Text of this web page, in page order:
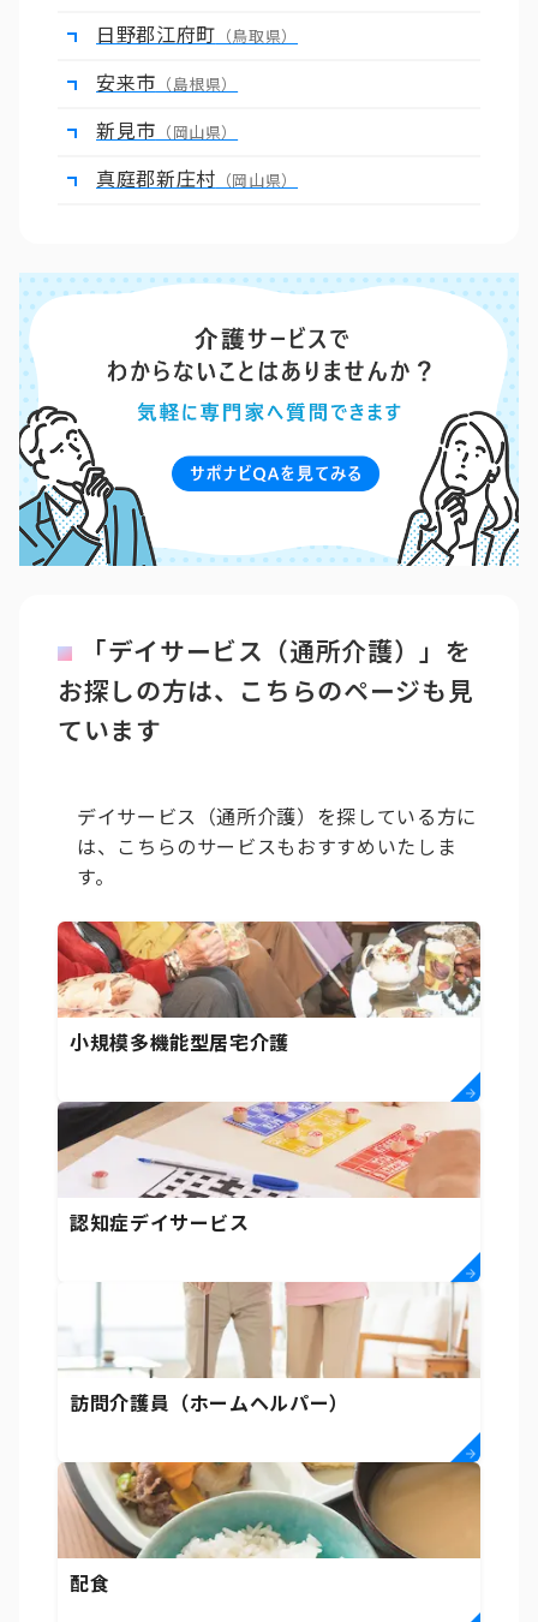
日野郡江府町 （鳥取県）
安来市 （島根県）
新見市 （岡山県）
真庭郡新庄村 （岡山県）
「デイサービス（通所介護）」を
お探しの方は、こちらのページも見
ています
デイサービス（通所介護）を探している方に
は、こちらのサービスもおすすめいたしま
す。
小規模多機能型居宅介護
認知症デイサービス
訪問介護員（ホームヘルパー）
配食